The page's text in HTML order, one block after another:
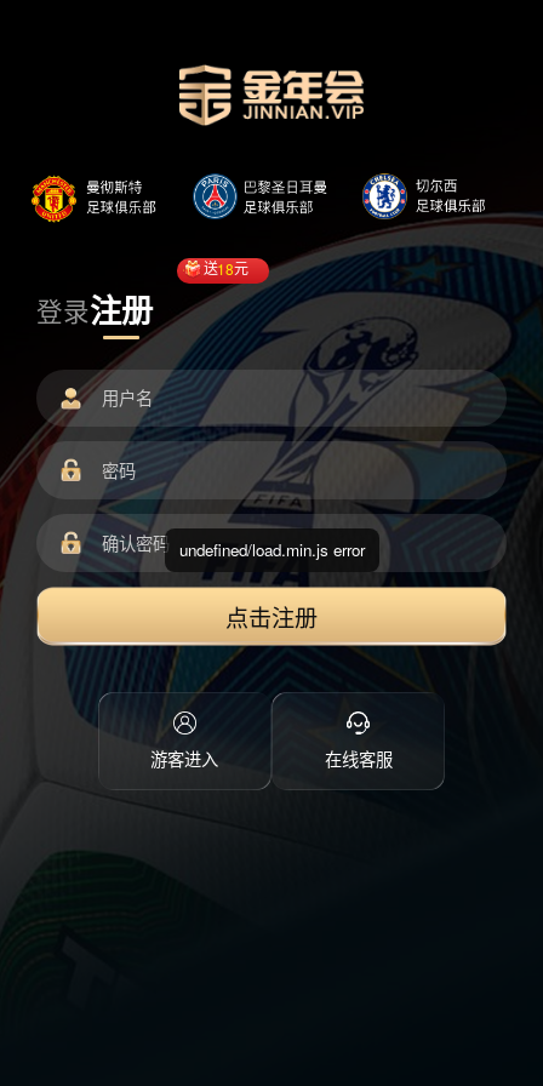
登录注册
送18元
点击注册
游客进入 在线客服
undefined/load.min.js error